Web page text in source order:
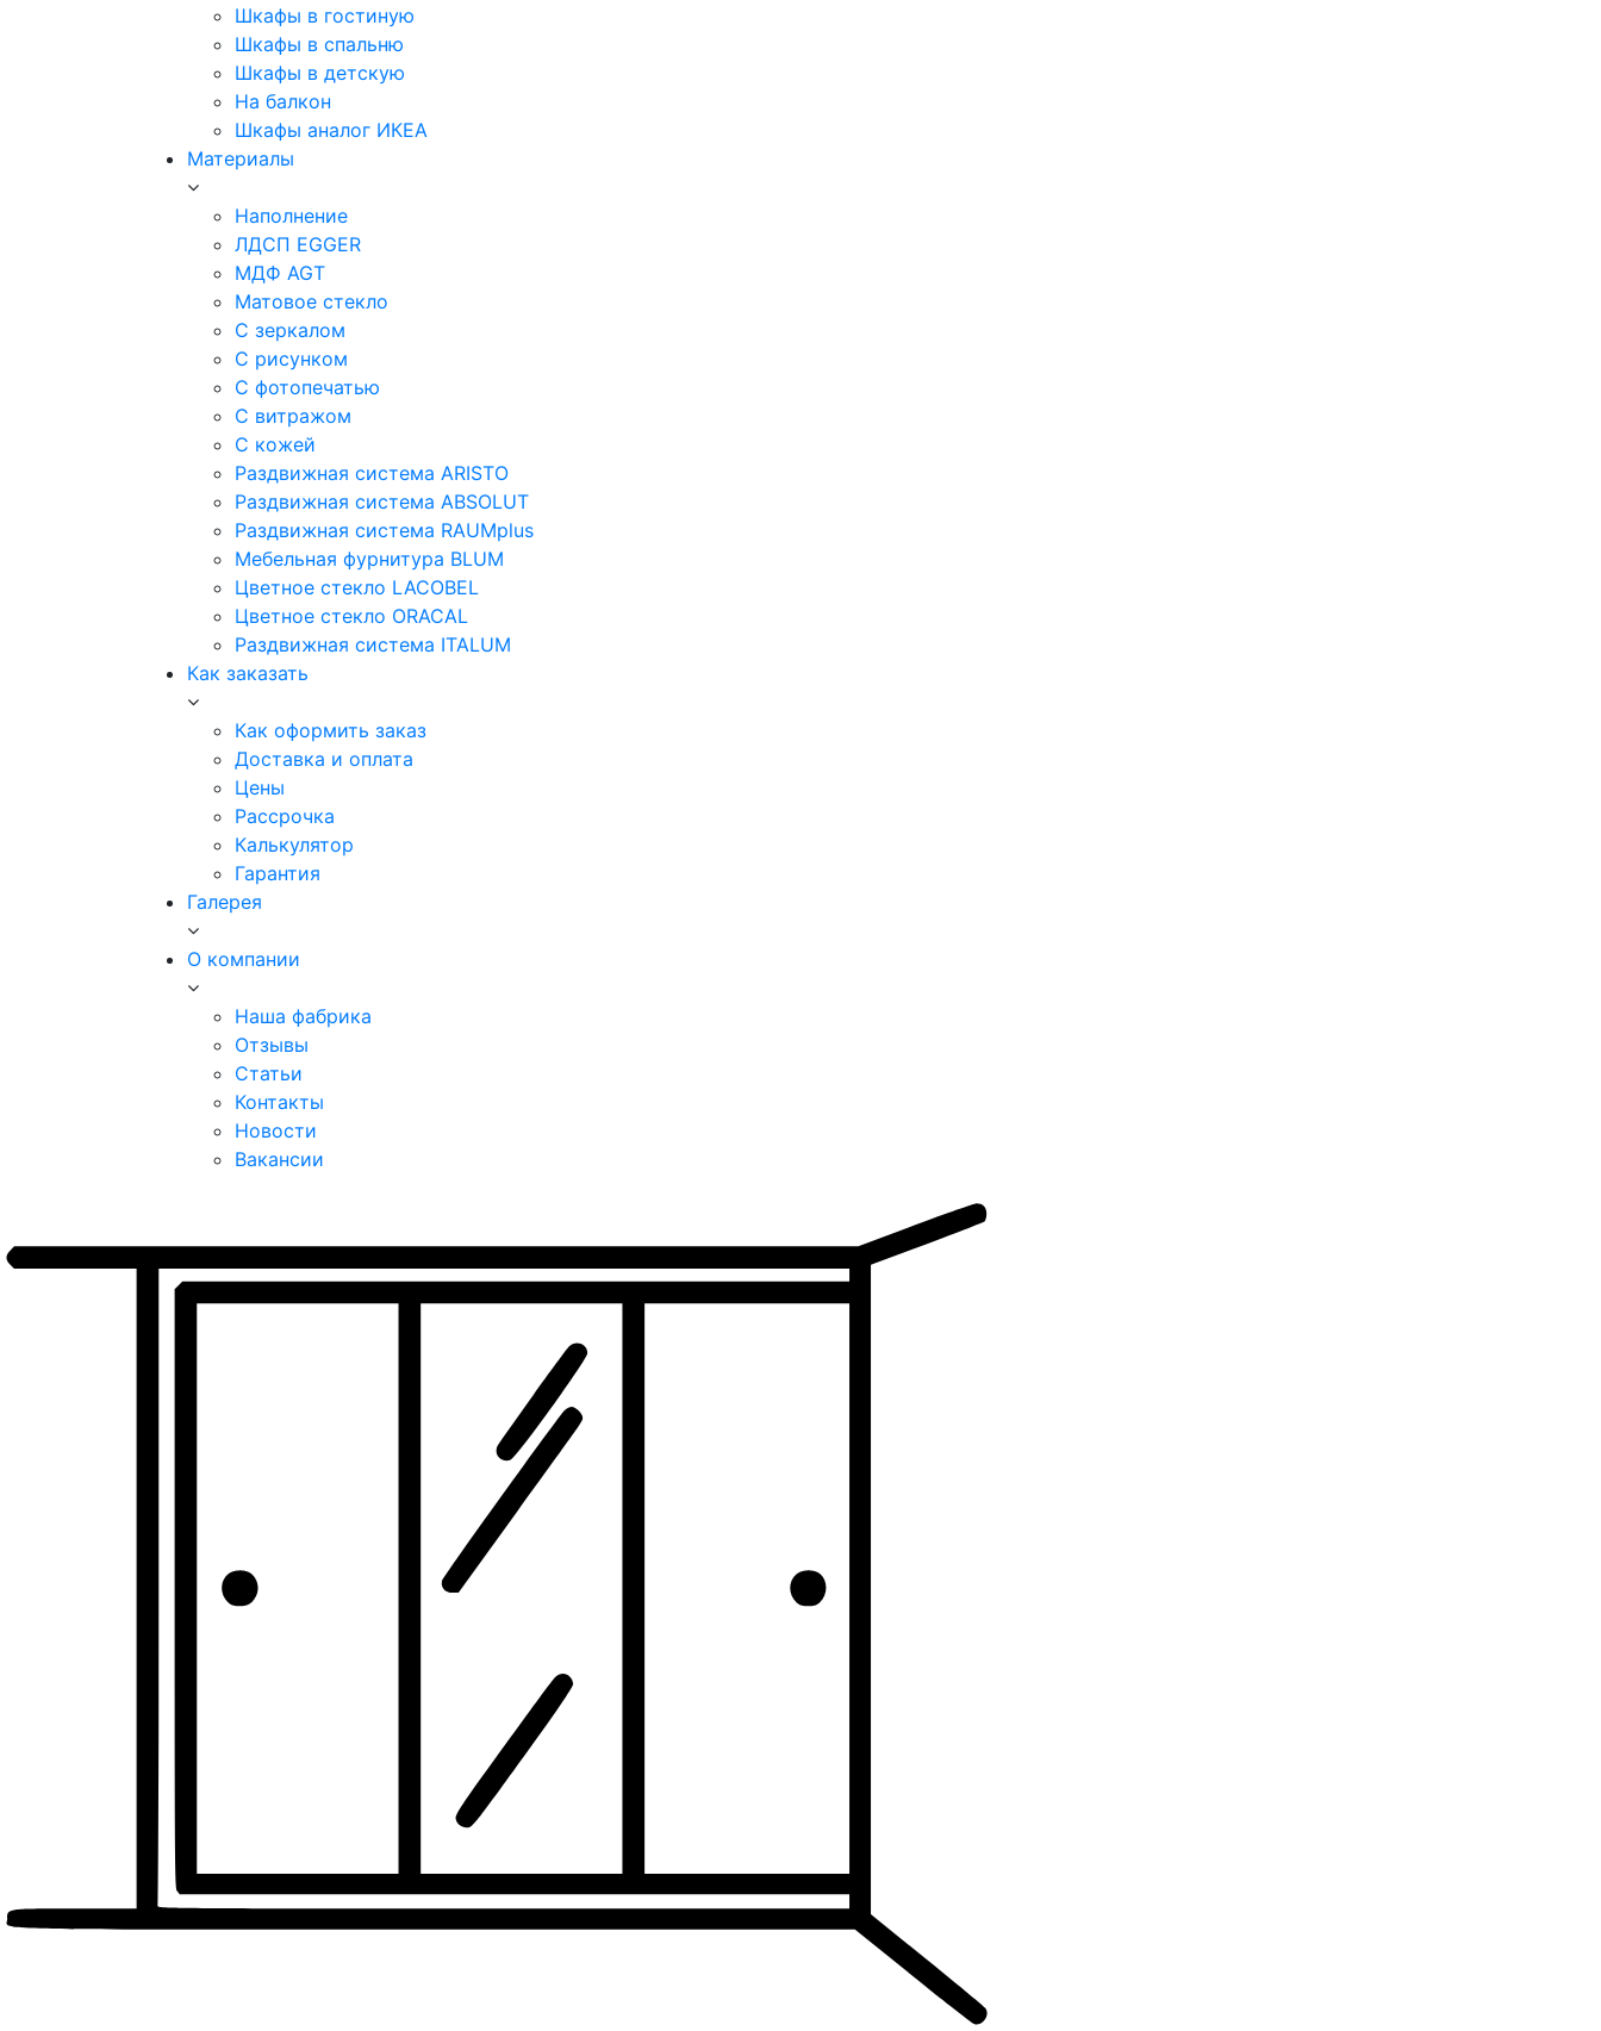
Шкафы в гостиную
Шкафы в спальню
Шкафы в детскую
На балкон
Шкафы аналог ИКЕА
Материалы
Наполнение
ЛДСП EGGER
МДФ AGT
Матовое стекло
С зеркалом
С рисунком
С фотопечатью
С витражом
С кожей
Раздвижная система ARISTO
Раздвижная система ABSOLUT
Раздвижная система RAUMplus
Мебельная фурнитура BLUM
Цветное стекло LACOBEL
Цветное стекло ORACAL
Раздвижная система ITALUM
Как заказать
Как оформить заказ
Доставка и оплата
Цены
Рассрочка
Калькулятор
Гарантия
Галерея
О компании
Наша фабрика
Отзывы
Статьи
Контакты
Новости
Вакансии